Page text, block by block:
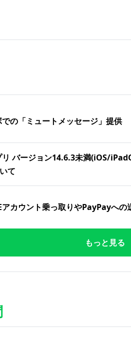
での「ミュートメッセージ」提供
リ バージョン14.6.3未満(iOS/
て
カウント乗っ取りやPayPayへの
もっと見る